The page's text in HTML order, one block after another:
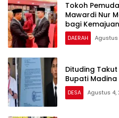
Tokoh
Mawardi Nur
bagi
DAERAH Agustus
Dituding
Bupati
DESA Agustus 4,